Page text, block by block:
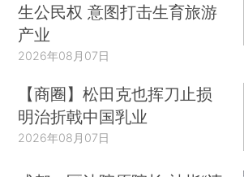
生公民权 意图打击生育旅游
产业
2026年08月07日
【商圈】松田克也挥刀止损
明治折戟中国乳业
2026年08月07日